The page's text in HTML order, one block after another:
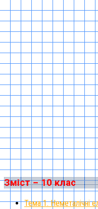
Зміст – 10 клас
Тема 1. Неметалічні